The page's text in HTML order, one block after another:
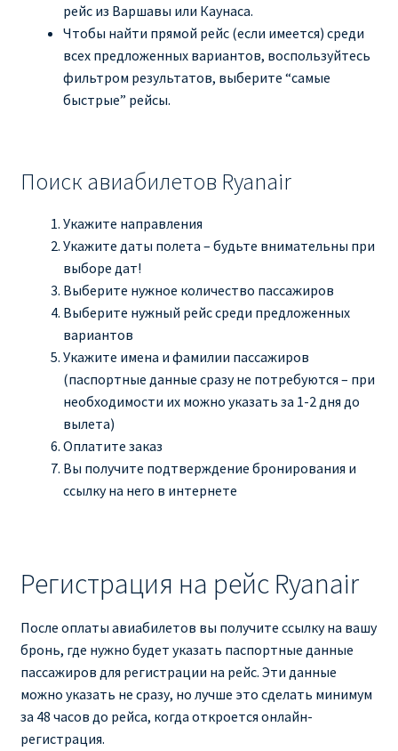
рейс из Варшавы или Каунаса.
Чтобы найти прямой рейс (если имеется) среди
всех предложенных вариантов, воспользуйтесь
фильтром результатов, выберите “самые
быстрые” рейсы.
Поиск авиабилетов Ryanair
Укажите направления
Укажите даты полета – будьте внимательны при
выборе дат!
Выберите нужное количество пассажиров
Выберите нужный рейс среди предложенных
вариантов
Укажите имена и фамилии пассажиров
(паспортные данные сразу не потребуются – при
необходимости их можно указать за 1-2 дня до
вылета)
Оплатите заказ
Вы получите подтверждение бронирования и
ссылку на него в интернете
Регистрация на рейс Ryanair
После оплаты авиабилетов вы получите ссылку на вашу
бронь, где нужно будет указать паспортные данные
пассажиров для регистрации на рейс. Эти данные
можно указать не сразу, но лучше это сделать минимум
за 48 часов до рейса, когда откроется онлайн-
регистрация.